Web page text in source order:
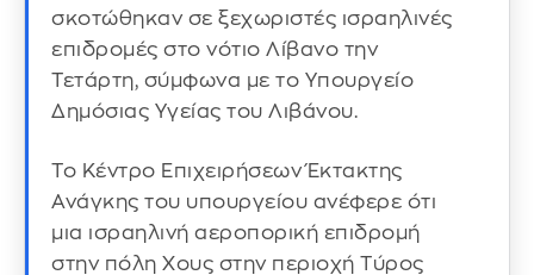
σκοτώθηκαν σε ξεχωριστές ισραηλινές
επιδρομές στο νότιο Λίβανο την
Τετάρτη, σύμφωνα με το Υπουργείο
Δημόσιας Υγείας του Λιβάνου.
Το Κέντρο Επιχειρήσεων Έκτακτης
Ανάγκης του υπουργείου ανέφερε ότι
μια ισραηλινή αεροπορική επιδρομή
στην πόλη Χους στην περιοχή Τύρος